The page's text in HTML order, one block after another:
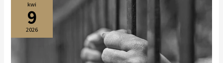
wezwania
policję?
kwi
9
2026